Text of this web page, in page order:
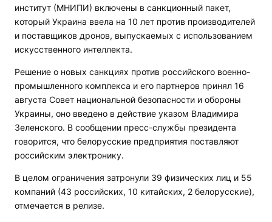
институт (МНИПИ) включены в санкционный пакет,
который Украина ввела на 10 лет против производителей
и поставщиков дронов, выпускаемых с использованием
искусственного интеллекта.
Решение о новых санкциях против российского военно-
промышленного комплекса и его партнеров принял 16
августа Совет национальной безопасности и обороны
Украины, оно введено в действие указом Владимира
Зеленского. В сообщении пресс-службы президента
говорится, что белорусские предприятия поставляют
российским электронику.
В целом ограничения затронули 39 физических лиц и 55
компаний (43 российских, 10 китайских, 2 белорусские),
отмечается в релизе.